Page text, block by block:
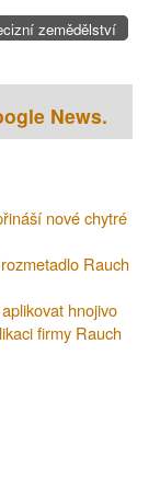
zemědělství
News.
nové chytré
Rauch
hnojivo
firmy Rauch